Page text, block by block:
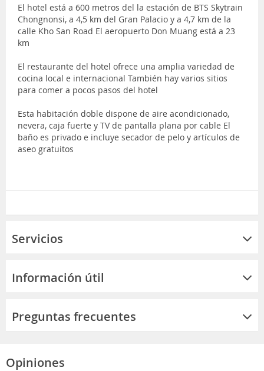
El hotel está a 600 metros del la estación de BTS Skytrain
Chongnonsi, a 4,5 km del Gran Palacio y a 4,7 km de la
calle Kho San Road El aeropuerto Don Muang está a 23
km
El restaurante del hotel ofrece una amplia variedad de
cocina local e internacional También hay varios sitios
para comer a pocos pasos del hotel
Esta habitación doble dispone de aire acondicionado,
nevera, caja fuerte y TV de pantalla plana por cable El
baño es privado e incluye secador de pelo y artículos de
aseo gratuitos
Servicios
Información útil
Preguntas frecuentes
Opiniones